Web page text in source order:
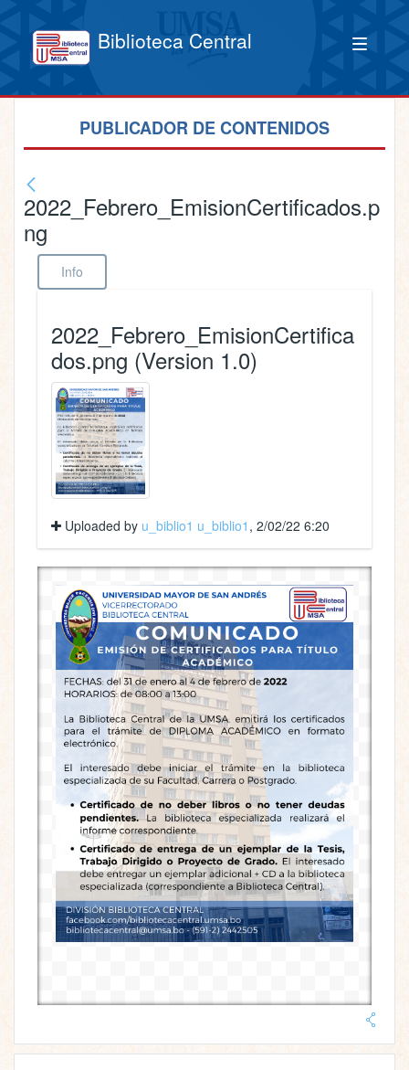
Biblioteca Central
PUBLICADOR DE CONTENIDOS
2022_Febrero_EmisionCertificados.p
ng
Info
2022_Febrero_EmisionCertifica
dos.png (Version 1.0)
Uploaded by u_biblio1 u_biblio1 , 2/02/22 6:20